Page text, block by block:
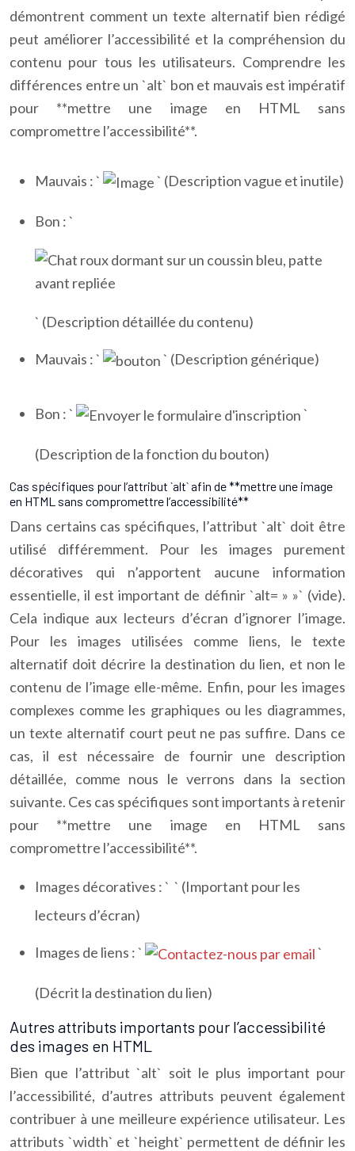
démontrent comment un texte alternatif bien rédigé
peut améliorer l’accessibilité et la compréhension du
contenu pour tous les utilisateurs. Comprendre les
différences entre un `alt` bon et mauvais est impératif
pour **mettre une image en HTML sans
compromettre l’accessibilité**.
Mauvais : ` ` (Description vague et inutile)
Bon : `
` (Description détaillée du contenu)
Mauvais : ` ` (Description générique)
Bon : ` `
(Description de la fonction du bouton)
Cas spécifiques pour l’attribut `alt` afin de **mettre une image
en HTML sans compromettre l’accessibilité**
Dans certains cas spécifiques, l’attribut `alt` doit être
utilisé différemment. Pour les images purement
décoratives qui n’apportent aucune information
essentielle, il est important de définir `alt= » »` (vide).
Cela indique aux lecteurs d’écran d’ignorer l’image.
Pour les images utilisées comme liens, le texte
alternatif doit décrire la destination du lien, et non le
contenu de l’image elle-même. Enfin, pour les images
complexes comme les graphiques ou les diagrammes,
un texte alternatif court peut ne pas suffire. Dans ce
cas, il est nécessaire de fournir une description
détaillée, comme nous le verrons dans la section
suivante. Ces cas spécifiques sont importants à retenir
pour **mettre une image en HTML sans
compromettre l’accessibilité**.
Images décoratives : ` ` (Important pour les
lecteurs d’écran)
Images de liens : ` `
(Décrit la destination du lien)
Autres attributs importants pour l’accessibilité
des images en HTML
Bien que l’attribut `alt` soit le plus important pour
l’accessibilité, d’autres attributs peuvent également
contribuer à une meilleure expérience utilisateur. Les
attributs `width` et `height` permettent de définir les